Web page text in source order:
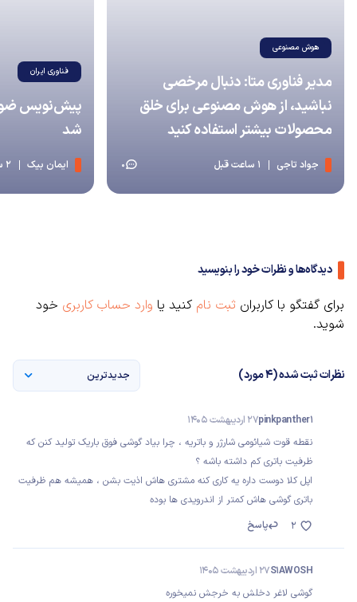
هوش مصنوعی
مدیر فناوری متا: دنبال مرخصی
نباشید، از هوش مصنوعی برای خلق
محصولات بیشتر استفاده کنید
جواد تاجی 1 ساعت قبل 0
فناوری ایران
پیش‌نویس
شد
ایمان بیک 2 ساعت قبل
دیدگاه‌ها و نظرات خود را بنویسید
برای گفتگو با کاربران ثبت نام کنید یا وارد حساب کاربری خود
شوید.
نظرات ثبت شده (4 مورد) جدیدترین
pinkpanther127 اردیبهشت 1405
نقطه قوت شیائومی شارژر و باتریه ، چرا بیاد گوشی فوق باریک تولید کنن که
ظرفیت باتری کم داشته باشه ؟
اپل کلا دوست داره یه کاری کنه مشتری هاش اذیت بشن ، همیشه هم ظرفیت
باتری گوشی هاش کمتر از اندرویدی ها بوده
پاسخ
2
S1AWOSH27 اردیبهشت 1405
گوشی لاغر دخلش به خرجش نمیخوره